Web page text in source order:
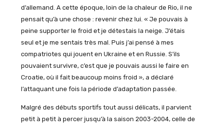
d’allemand. A cette époque, loin de la chaleur de Rio, il ne
pensait qu’à une chose : revenir chez lui. « Je pouvais à
peine supporter le froid et je détestais la neige. J’étais
seul et je me sentais très mal. Puis j’ai pensé à mes
compatriotes qui jouent en Ukraine et en Russie. S’ils
pouvaient survivre, c’est que je pouvais aussi le faire en
Croatie, où il fait beaucoup moins froid », a déclaré
l’attaquant une fois la période d’adaptation passée.
Malgré des débuts sportifs tout aussi délicats, il parvient
petit à petit à percer jusqu’à la saison 2003-2004, celle de